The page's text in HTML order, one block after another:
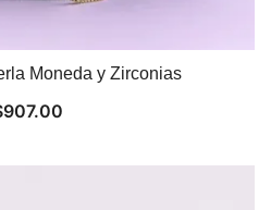
Moneda y Zirconias
907.00